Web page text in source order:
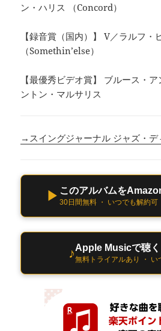
ン・ハリス （Concord）
【録音賞（国内）】 V／ラルフ・
（Somethin’else）
【最優秀ビデオ賞】 ブルース・
ントン・マルサリス
→スイングジャーナル ジャズ・デ
▶ このアルバムを
30日間無料 ・ いつでも解約可
♪Apple Musicで聴く
無料トライアルあり ・ い